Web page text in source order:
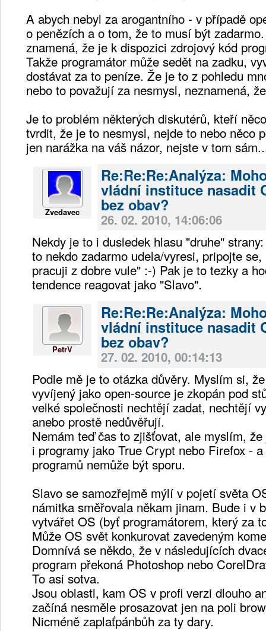
A abych nebyl za arogantního - v případě
o penězích a o tom, že to musí být
znamená, že je k dispozici zdrojový kód
Takže programátor může sedět na zadku,
dostávat za to peníze. Že je to z pohledu
nebo to považují za nesmysl, neznamená,
Je to problém některých diskutérů, kteří
tvrdit, že je to nesmysl, nejde to nebo něco
jen narážka na váš názor, nejste v tom
Zvedavec
Re:Re:Re:Analýza:
vládní instituce nasadit
bez obav?
26. 02. 2010, 14:06:06
Nekdy je to i dusledek hlasu "druhe"
to nekdo zadarmo udela/vyresi, pripojte
pracuji z dobre vule" :-) Pak je to tezky a
tendence reagovat jako "Slavo".
PetrV
Re:Re:Re:Analýza:
vládní instituce nasadit
bez obav?
27. 02. 2010, 00:14:13
Podle mě je to otázka důvěry. Myslím si,
vyvíjený jako open-source je zkopán pod
velké společnosti nechtějí zadat, nechtějí
anebo prostě nedůvěřují.
Nemám teď čas to zjišťovat, ale myslím,
i programy jako True Crypt nebo Firefox -
programů nemůže být sporu.
Slavo se samozřejmě mýlí v pojetí světa
námitka směřovala někam jinam. Bude i v
vytvářet OS (byť programátorem, který za
Může OS svět konkurovat zavedeným
Domnívá se někdo, že v následujících
program překoná Photoshop nebo
To asi sotva.
Jsou oblasti, kam OS v profi verzi dlouho
začíná nesměle prosazovat jen na poli
Nicméně zaplaťpánbůh za ty dary.